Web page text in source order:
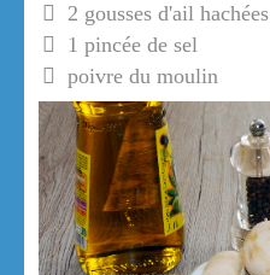
2 gousses d'ail hachées
1 pincée de sel
poivre du moulin